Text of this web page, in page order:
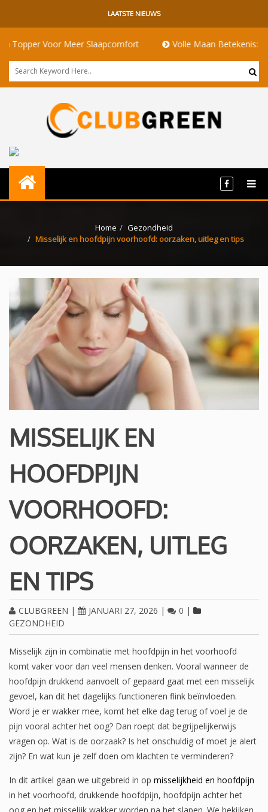
LAATSTE NIEUWS
Meer Slaapcomfort Volle Maan Betekenis: Energie,
Home
Gezondheid
Misselijk en hoofdpijn voorhoofd: oorzaken, uitleg en tips
MISSELIJK EN
HOOFDPIJN
VOORHOOFD:
OORZAKEN, UITLEG
EN TIPS
CLUBGREEN | JANUARI 27, 2026 | 0 |
GEZONDHEID
Misselijk zijn in combinatie met hoofdpijn in het voorhoofd
komt vaker voor dan veel mensen denken. Vooral wanneer de
hoofdpijn drukkend aanvoelt of gepaard gaat met een misselijk
gevoel, kan dit het dagelijks functioneren flink beïnvloeden.
Word je er wakker mee, komt het elke dag terug of voel je de
pijn vooral achter het oog? Dan roept dat begrijpelijkerwijs
vragen op. Wat is de oorzaak? Is het onschuldig of moet je alert
zijn? En wat kun je zelf doen om klachten te verminderen?
In dit artikel gaan we uitgebreid in op misselijkheid en hoofdpijn
in het voorhoofd, drukkende hoofdpijn, hoofdpijn achter het